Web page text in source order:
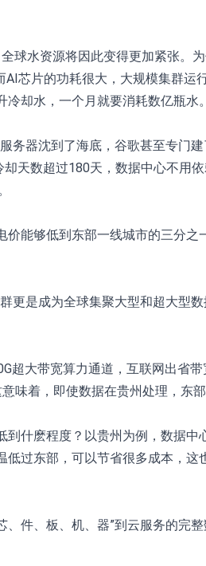
球水资源将因此变得更加紧张。
芯片的功耗很大，大规模集群运
却水，一个月就要消耗数亿瓶水。
务器沈到了海底，谷歌甚至专门
数超过180天，数据中心不用
能够低到东部一线城市的三分之
更是成为全球集聚大型和超大型
大带宽算力通道，互联网出省
味着，即使数据在贵州处理，东
什麽程度？以贵州为例，数据中
过东部，可以节省很多成本，这
件、板、机、器”到云服务的完